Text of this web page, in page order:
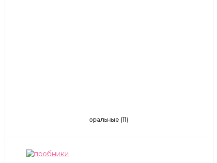
оральные (11)